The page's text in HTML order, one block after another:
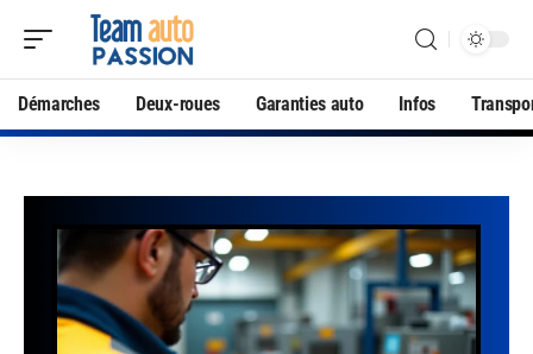
Démarches Deux-roues Garanties auto Infos